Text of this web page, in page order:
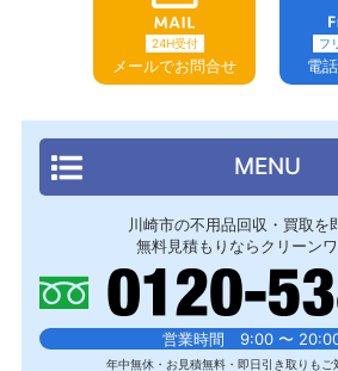
24H受付
メールでお問合せ
フ
電
MENU
川崎市の不用品回収・買取を
無料見積もりならクリーンワ
営業時間 9:00 〜
年中無休・お見積無料・即日引き取りもご